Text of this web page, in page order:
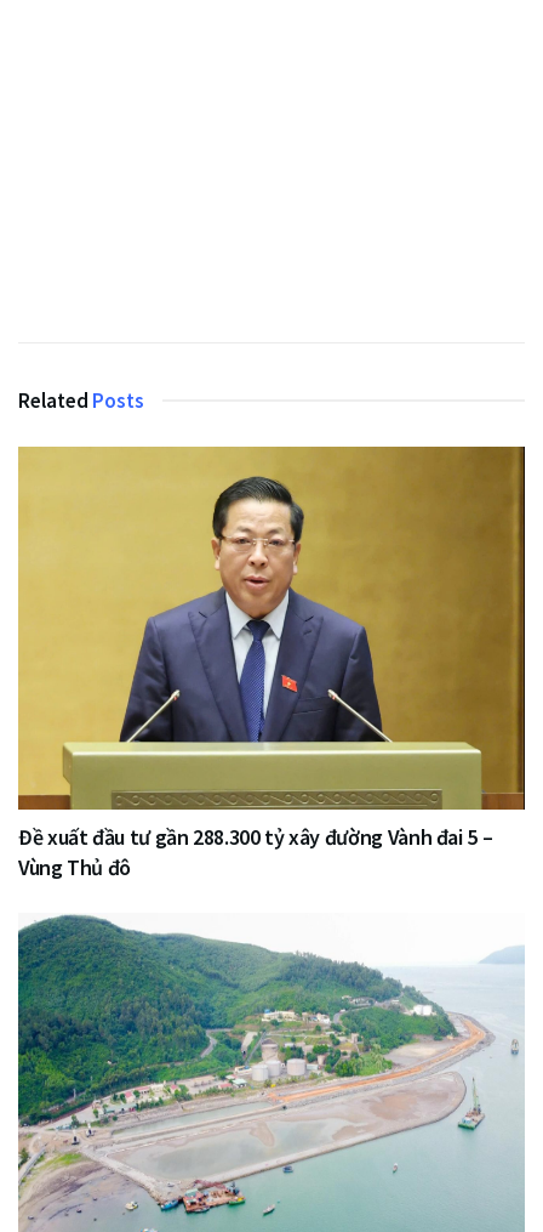
Related Posts
Đề xuất đầu tư gần 288.300 tỷ xây đường Vành đai 5 –
Vùng Thủ đô